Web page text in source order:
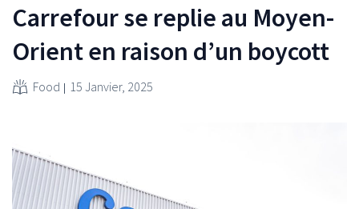
Carrefour se replie au Moyen-
Orient en raison d’un boycott
Food 15 Janvier, 2025